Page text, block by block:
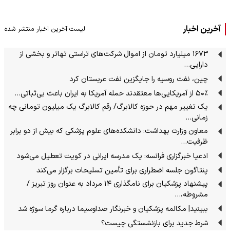
آخرین اخبار لیست آخرین اخبار منتشر شده
۱۶۷۳ میلیارد تومان از اموال شرکت‌های تراستی تهاتر و بخشی از
دارایی‌…
چین، نفت روسیه را جایگزین نفت عربستان کرد
۵۰٪ از آمریکایی‌ها معتقدند حمله آمریکا به ایران باعث بی‌ثباتی…
یک تغییر مهم در حوزه کالابرگ/ رقم کالابرگ یک میلیون تومانی چه
زمانی…
معاون وزارت بهداشت: دانشکده‌های علوم پزشکی که بیش از دو برابر
ظرفیت…
ادعیا خبرگزاری فرانسه: یک مدرسه ایرانی در کویت تعطیل می‌شود
پنتاگون جلسه اضطراری برای تأمین تسلیحات برگزار می‌کند
پیشنهاد پزشکیان برای نامگذاری ۱۴ مرداد به عنوان روز تبریز /
مشروطه،…
ببینید| مکالمه پزشکیان و خبرنگار صداوسیما درباره گرما سوژه شد
شرط جدید برای بازنشستگی چیست؟